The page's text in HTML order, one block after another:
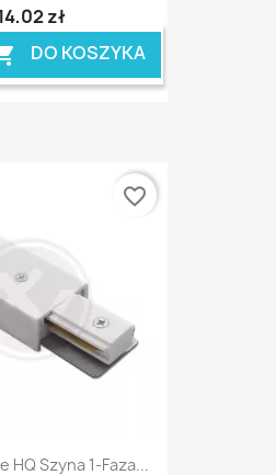
zł
DO KOSZYKA
HQ Szyna 1-Faza...
favorite_border